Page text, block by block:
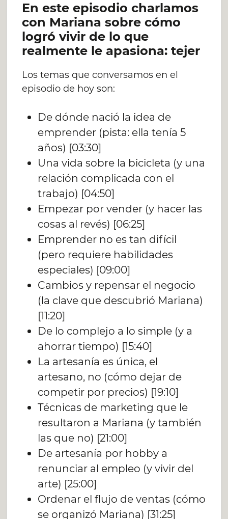
En este episodio charlamos
con Mariana sobre cómo
logró vivir de lo que
realmente le apasiona: tejer
Los temas que conversamos en el
episodio de hoy son:
De dónde nació la idea de
emprender (pista: ella tenía 5
años) [03:30]
Una vida sobre la bicicleta (y una
relación complicada con el
trabajo) [04:50]
Empezar por vender (y hacer las
cosas al revés) [06:25]
Emprender no es tan difícil
(pero requiere habilidades
especiales) [09:00]
Cambios y repensar el negocio
(la clave que descubrió Mariana)
[11:20]
De lo complejo a lo simple (y a
ahorrar tiempo) [15:40]
La artesanía es única, el
artesano, no (cómo dejar de
competir por precios) [19:10]
Técnicas de marketing que le
resultaron a Mariana (y también
las que no) [21:00]
De artesanía por hobby a
renunciar al empleo (y vivir del
arte) [25:00]
Ordenar el flujo de ventas (cómo
se organizó Mariana) [31:25]